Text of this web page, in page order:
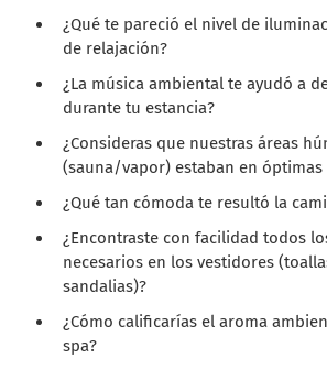
¿Qué te pareció el nivel de
de relajación?
¿La música ambiental te ayudó a
durante tu estancia?
¿Consideras que nuestras áreas
(sauna/vapor) estaban en óptimas
¿Qué tan cómoda te resultó la
¿Encontraste con facilidad todos
necesarios en los vestidores
sandalias)?
¿Cómo calificarías el aroma
spa?